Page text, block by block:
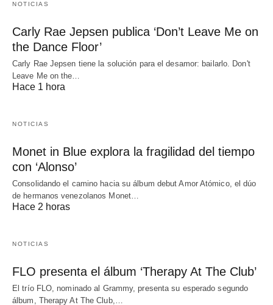
NOTICIAS
Carly Rae Jepsen publica ‘Don’t Leave Me on
the Dance Floor’
Carly Rae Jepsen tiene la solución para el desamor: bailarlo. Don't
Leave Me on the…
Hace 1 hora
NOTICIAS
Monet in Blue explora la fragilidad del tiempo
con ‘Alonso’
Consolidando el camino hacia su álbum debut Amor Atómico, el dúo
de hermanos venezolanos Monet…
Hace 2 horas
NOTICIAS
FLO presenta el álbum ‘Therapy At The Club’
El trío FLO, nominado al Grammy, presenta su esperado segundo
álbum, Therapy At The Club,…